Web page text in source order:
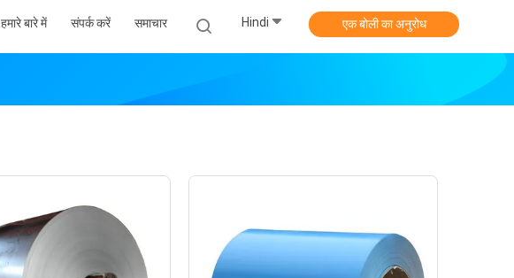
हमारे बारे में संपर्क करें समाचार Hindi एक बोली का अनुरोध